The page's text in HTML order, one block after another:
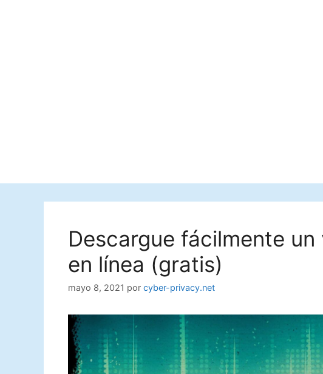
Descargue fácilmente
en línea (gratis)
mayo 8, 2021 por cyber-privacy.net